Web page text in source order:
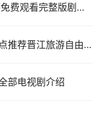
版剧情简介-星空影视
荐晋江旅游自由行
部电视剧介绍